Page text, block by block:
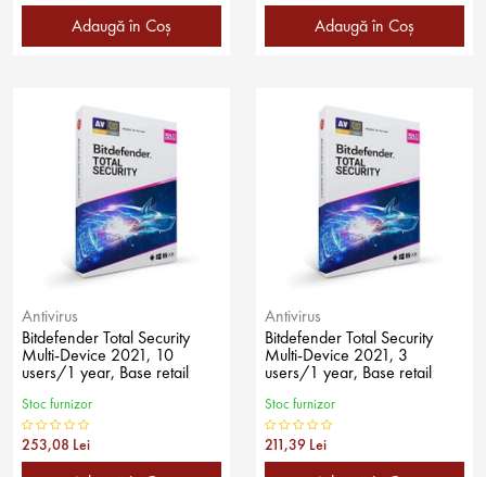
Adaugă în Coş Adaugă în Coş
Antivirus
Bitdefender Total Security
Multi-Device 2021, 10
users/1 year, Base retail
Stoc furnizor
253,08 Lei
Antivirus
Bitdefender Total Security
Multi-Device 2021, 3
users/1 year, Base retail
Stoc furnizor
211,39 Lei